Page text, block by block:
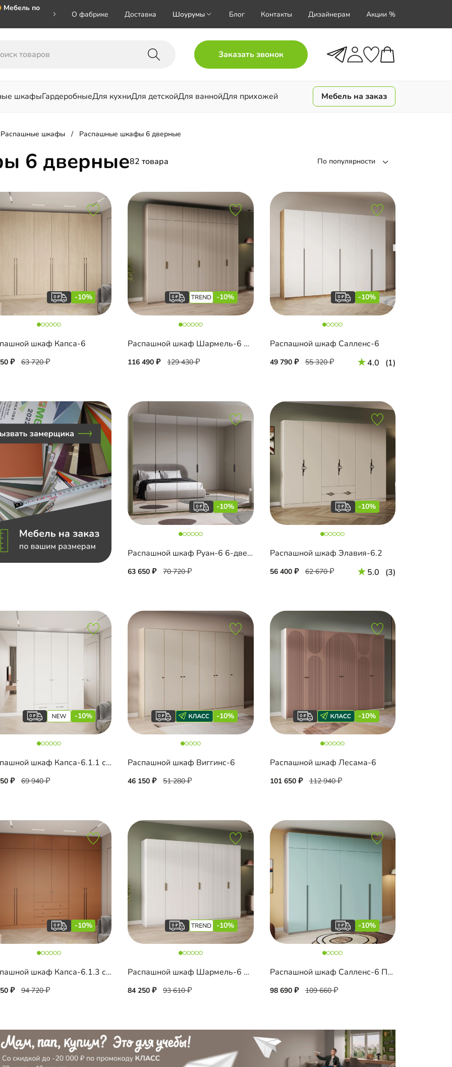
Мебель по
О фабрике Доставка Шоурумы Блог Контакты Дизайнерам Акции %
Заказать звонок
шкафыГардеробныеДля кухниДля детскойДля ваннойДля прихожей Мебель на заказ
Распашные шкафы Распашные шкафы 6 дверные
6 дверные82 товара По популярности
-10%
шкаф Капса-6
63 720
-10%
Распашной шкаф Шармель-6 Лайф с антресолью
116 490 129 430
-10%
Распашной шкаф Салленс-6
49 790 55 320 4.0 (1)
-10%
Распашной шкаф Руан-6 6-дверный
63 650 70 720
-10%
Распашной шкаф Элавия-6.2
56 400 62 670 5.0 (3)
-10%
Распашной шкаф Капса-6.1.1 с зеркалом
69 940
-10%
Распашной шкаф Виггинс-6
46 150 51 280
-10%
Распашной шкаф Лесама-6
101 650 112 940
-10%
Распашной шкаф Капса-6.1.3 с антресолью
94 720
-10%
Распашной шкаф Шармель-6 Лайф
84 250 93 610
-10%
Распашной шкаф Салленс-6 Премиум с антресолью
98 690 109 660